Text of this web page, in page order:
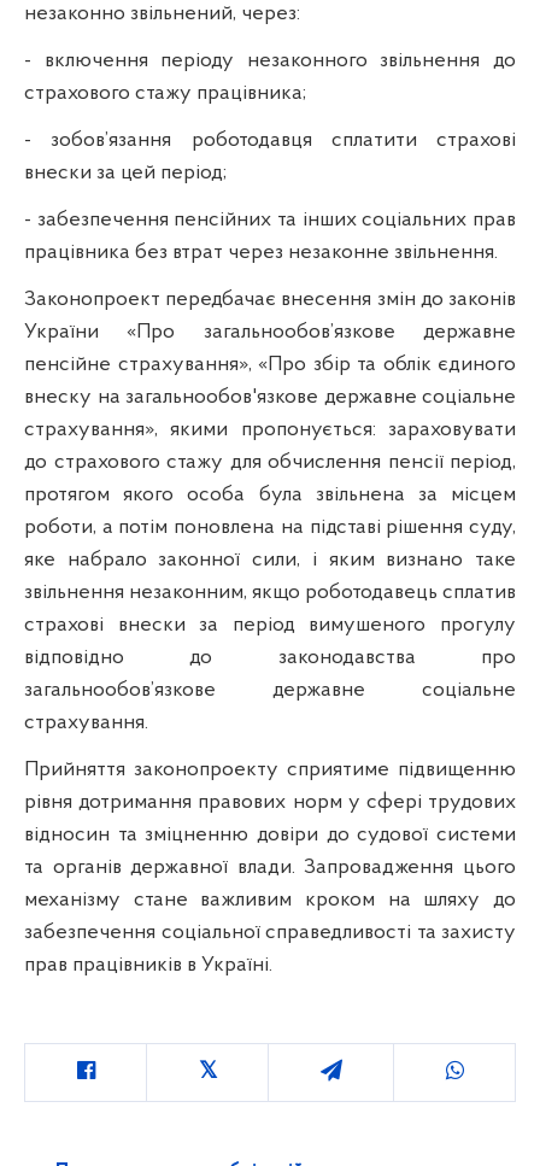
незаконно звільнений, через:
- включення періоду незаконного звільнення до
страхового стажу працівника;
- зобов’язання роботодавця сплатити страхові
внески за цей період;
- забезпечення пенсійних та інших соціальних прав
працівника без втрат через незаконне звільнення.
Законопроект передбачає внесення змін до законів
України «Про загальнообов’язкове державне
пенсійне страхування», «Про збір та облік єдиного
внеску на загальнообов'язкове державне соціальне
страхування», якими пропонується: зараховувати
до страхового стажу для обчислення пенсії період,
протягом якого особа була звільнена за місцем
роботи, а потім поновлена на підставі рішення суду,
яке набрало законної сили, і яким визнано таке
звільнення незаконним, якщо роботодавець сплатив
страхові внески за період вимушеного прогулу
відповідно до законодавства про
загальнообов’язкове державне соціальне
страхування.
Прийняття законопроекту сприятиме підвищенню
рівня дотримання правових норм у сфері трудових
відносин та зміцненню довіри до судової системи
та органів державної влади. Запровадження цього
механізму стане важливим кроком на шляху до
забезпечення соціальної справедливості та захисту
прав працівників в Україні.